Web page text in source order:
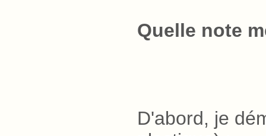
Quelle note
D'abord, je